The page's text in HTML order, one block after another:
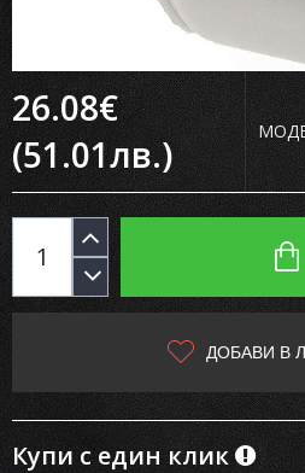
26.08€
(51.01лв.)
ДОБАВИ В
Купи с един клик